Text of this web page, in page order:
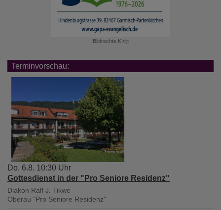
Bildrechte KI/rjt
Terminvorschau:
Do, 6.8. 10:30 Uhr
Gottesdienst in der "Pro Seniore Residenz"
Diakon Ralf J. Tikwe
Oberau "Pro Seniore Residenz"